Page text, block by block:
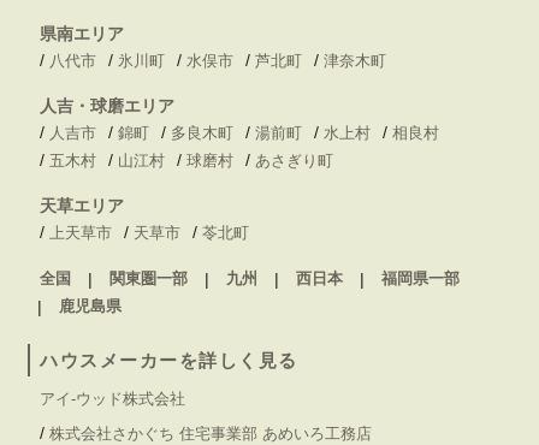
県南エリア
/ 八代市 / 氷川町 / 水俣市 / 芦北町 / 津奈木町
人吉・球磨エリア
/ 人吉市 / 錦町 / 多良木町 / 湯前町 / 水上村 / 相良村
/ 五木村 / 山江村 / 球磨村 / あさぎり町
天草エリア
/ 上天草市 / 天草市 / 苓北町
全国 関東圏一部 九州 西日本
福岡県一部
鹿児島県
ハウスメーカーを詳しく見る
アイ-ウッド株式会社
/ 株式会社さかぐち 住宅事業部 あめいろ工務店